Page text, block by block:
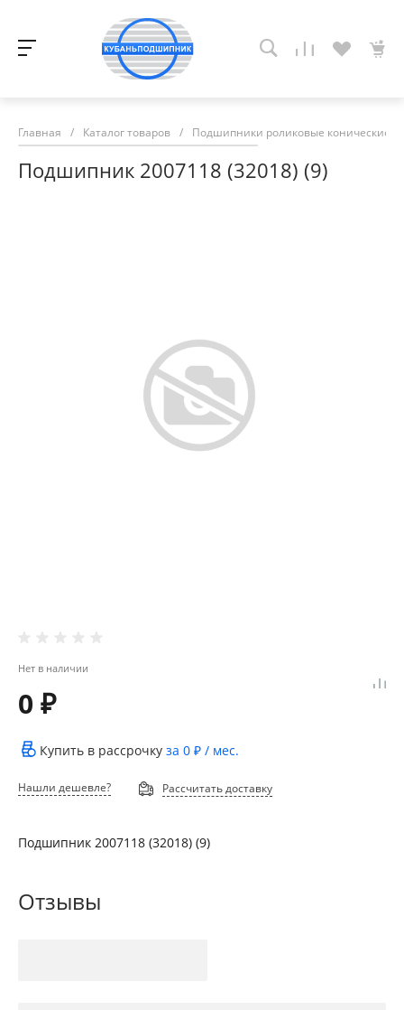
Главная / Каталог товаров / Подшипники роликовые конические
Подшипник 2007118 (32018) (9)
Нет в наличии
0 ₽
Купить в рассрочку за 0 ₽ / мес.
Нашли дешевле? Рассчитать доставку
Подшипник 2007118 (32018) (9)
Отзывы